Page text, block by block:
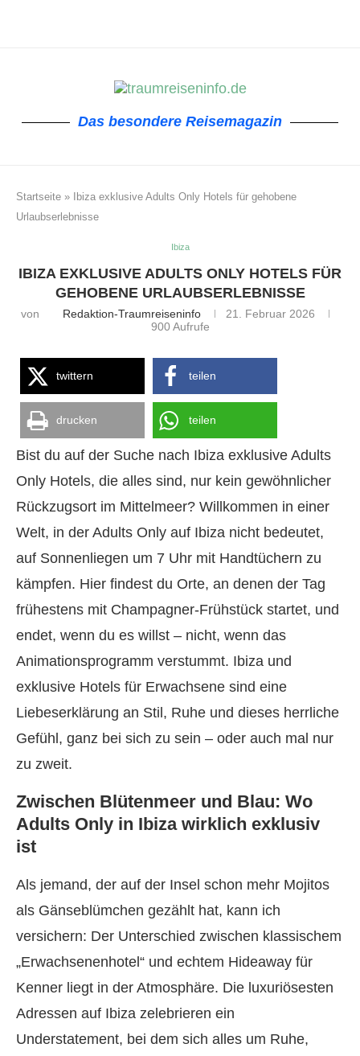
Das besondere Reisemagazin
Startseite »
Ibiza exklusive Adults Only Hotels für gehobene
Urlaubserlebnisse
Ibiza
IBIZA EXKLUSIVE ADULTS ONLY HOTELS FÜR
GEHOBENE URLAUBSERLEBNISSE
von Redaktion-Traumreiseninfo
21. Februar 2026
900Aufrufe
twittern teilen
drucken teilen
Bist du auf der Suche nach Ibiza exklusive Adults
Only Hotels, die alles sind, nur kein gewöhnlicher
Rückzugsort im Mittelmeer? Willkommen in einer
Welt, in der Adults Only auf Ibiza nicht bedeutet,
auf Sonnenliegen um 7 Uhr mit Handtüchern zu
kämpfen. Hier findest du Orte, an denen der Tag
frühestens mit Champagner-Frühstück startet, und
endet, wenn du es willst – nicht, wenn das
Animationsprogramm verstummt. Ibiza und
exklusive Hotels für Erwachsene sind eine
Liebeserklärung an Stil, Ruhe und dieses herrliche
Gefühl, ganz bei sich zu sein – oder auch mal nur
zu zweit.
Zwischen Blütenmeer und Blau: Wo
Adults Only in Ibiza wirklich exklusiv
ist
Als jemand, der auf der Insel schon mehr Mojitos
als Gänseblümchen gezählt hat, kann ich
versichern: Der Unterschied zwischen klassischem
„Erwachsenenhotel“ und echtem Hideaway für
Kenner liegt in der Atmosphäre. Die luxuriösesten
Adressen auf Ibiza zelebrieren ein
Understatement, bei dem sich alles um Ruhe,